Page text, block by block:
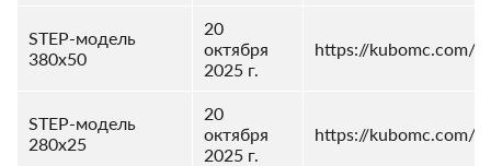
STEP-модель
380x50
20
октября
2025 г.
https://kubomc.com/
STEP-модель
280x25
20
октября
2025 г.
https://kubomc.com/